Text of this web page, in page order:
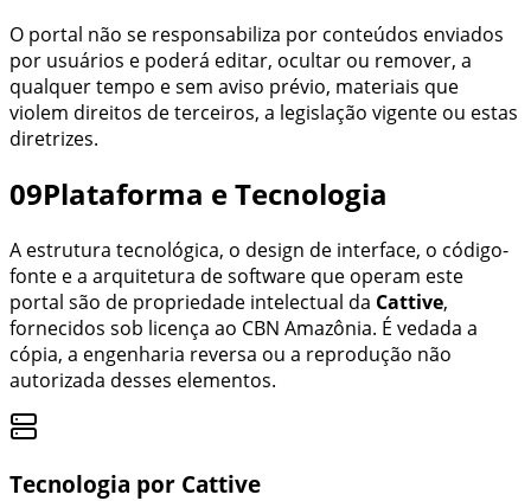
O portal não se responsabiliza por conteúdos enviados
por usuários e poderá editar, ocultar ou remover, a
qualquer tempo e sem aviso prévio, materiais que
violem direitos de terceiros, a legislação vigente ou estas
diretrizes.
09Plataforma e Tecnologia
A estrutura tecnológica, o design de interface, o código-
fonte e a arquitetura de software que operam este
portal são de propriedade intelectual da Cattive,
fornecidos sob licença ao CBN Amazônia. É vedada a
cópia, a engenharia reversa ou a reprodução não
autorizada desses elementos.
Tecnologia por Cattive